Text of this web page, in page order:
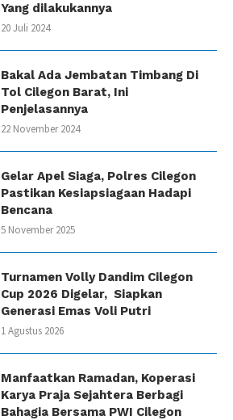
Yang dilakukannya
20 Juli 2024
Bakal Ada Jembatan Timbang Di
Tol Cilegon Barat, Ini
Penjelasannya
22 November 2024
Gelar Apel Siaga, Polres Cilegon
Pastikan Kesiapsiagaan Hadapi
Bencana
5 November 2025
Turnamen Volly Dandim Cilegon
Cup 2026 Digelar, Siapkan
Generasi Emas Voli Putri
1 Agustus 2026
Manfaatkan Ramadan, Koperasi
Karya Praja Sejahtera Berbagi
Bahagia Bersama PWI Cilegon